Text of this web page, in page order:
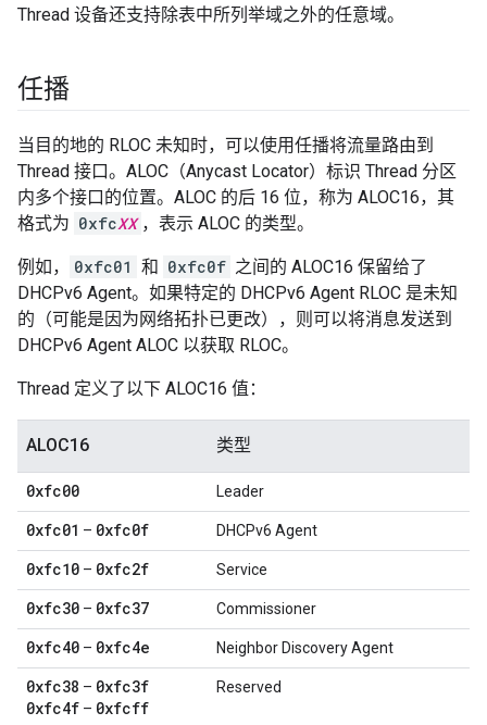
Thread 设备还支持除表中所列举域之外的任意域。
任播
当目的地的 RLOC 未知时，可以使用任播将流量路由到
Thread 接口。ALOC（Anycast Locator）标识 Thread 分区
内多个接口的位置。ALOC 的后 16 位，称为 ALOC16，其
格式为 0xfcXX ，表示 ALOC 的类型。
例如， 0xfc01 和 0xfc0f 之间的 ALOC16 保留给了
DHCPv6 Agent。如果特定的 DHCPv6 Agent RLOC 是未知
的（可能是因为网络拓扑已更改），则可以将消息发送到
DHCPv6 Agent ALOC 以获取 RLOC。
Thread 定义了以下 ALOC16 值：
ALOC16 类型
0xfc00 Leader
0xfc01 – 0xfc0f DHCPv6 Agent
0xfc10 – 0xfc2f Service
0xfc30 – 0xfc37 Commissioner
0xfc40 – 0xfc4e Neighbor Discovery Agent
0xfc38 – 0xfc3f
0xfc4f – 0xfcff
Reserved